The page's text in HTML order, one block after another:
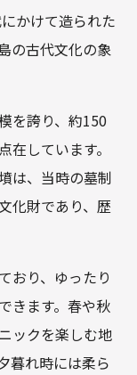
かけて造られた
の古代文化の象
を誇り、約150
しています。
は、当時の墓制
化財であり、歴
おり、ゆったり
きます。春や秋
ックを楽しむ地
暮れ時には柔ら